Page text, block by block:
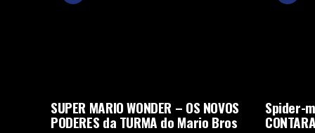
SUPER MARIO WONDER – OS NOVOS
PODERES da TURMA do Mario Bros
Spider-